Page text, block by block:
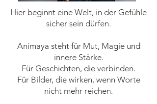
Hier beginnt eine Welt, in der Gefühle
sicher sein dürfen.
Animaya steht für Mut, Magie und
innere Stärke.
Für Geschichten, die verbinden.
Für Bilder, die wirken, wenn Worte
nicht mehr reichen.